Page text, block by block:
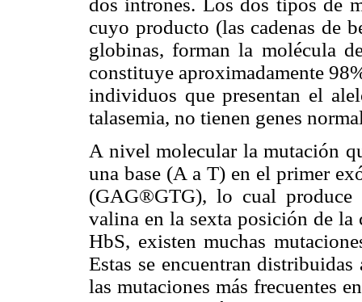
dos intrones. Los dos tipos de
cuyo producto (las cadenas de
globinas, forman la molécula
constituye aproximadamente
individuos que presentan el
talasemia, no tienen genes
A nivel molecular la mutación
una base (A a T) en el primer
(GAG®GTG), lo cual
valina en la sexta posición de la
HbS, existen muchas
Estas se encuentran
las mutaciones más frecuentes